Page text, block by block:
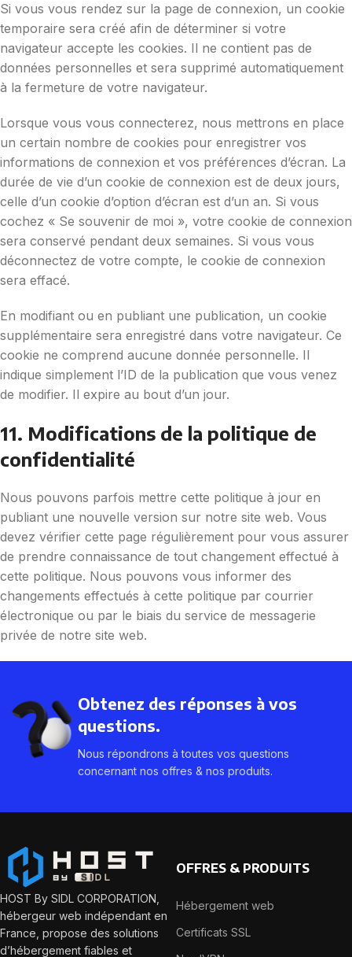
Si vous vous rendez sur la page de connexion, un cookie
temporaire sera créé afin de déterminer si votre
navigateur accepte les cookies. Il ne contient pas de
données personnelles et sera supprimé automatiquement
à la fermeture de votre navigateur.
Lorsque vous vous connecterez, nous mettrons en place
un certain nombre de cookies pour enregistrer vos
informations de connexion et vos préférences d’écran. La
durée de vie d’un cookie de connexion est de deux jours,
celle d’un cookie d’option d’écran est d’un an. Si vous
cochez « Se souvenir de moi », votre cookie de connexion
sera conservé pendant deux semaines. Si vous vous
déconnectez de votre compte, le cookie de connexion
sera effacé.
En modifiant ou en publiant une publication, un cookie
supplémentaire sera enregistré dans votre navigateur. Ce
cookie ne comprend aucune donnée personnelle. Il
indique simplement l’ID de la publication que vous venez
de modifier. Il expire au bout d’un jour.
11. Modifications de la politique de
confidentialité
Nous pouvons parfois mettre cette politique à jour en
publiant une nouvelle version sur notre site web. Vous
devez vérifier cette page régulièrement pour vous assurer
de prendre connaissance de tout changement effectué à
cette politique. Nous pouvons vous informer des
changements effectués à cette politique par courrier
électronique ou par le biais du service de messagerie
privée de notre site web.
Obtenez des réponses à vos
questions.
Nous répondrons à toutes vos questions
concernant nos offres & nos produits.
HOST By SIDL CORPORATION,
hébergeur web indépendant en
France, propose des solutions
d’hébergement fiables et
OFFRES & PRODUITS
Hébergement web
Certificats SSL